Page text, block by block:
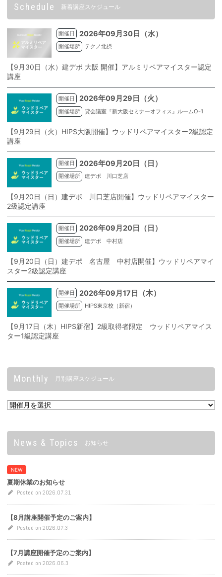
Schedule 新着講座スケジュール
開催日 2026年09月30日（水）
開催場所 テクノ北摂
【9月30日（水）建デポ 大阪 開催】アルミリペアマイスター認定
講座
開催日 2026年09月29日（火）
開催場所 貸会議室『新大阪セミナーオフィス』ルームO-1
【9月29日（火）HIPS大阪開催】ウッドリペアマイスター2級認定
講座
開催日 2026年09月20日（日）
開催場所 建デポ 川口芝店
【9月20日（日）建デポ 川口芝店開催】ウッドリペアマイスター
2級認定講座
開催日 2026年09月20日（日）
開催場所 建デポ 中村店
【9月20日（日）建デポ 名古屋 中村店開催】ウッドリペアマイ
スター2級認定講座
開催日 2026年09月17日（木）
開催場所 HIPS東京校（新宿）
【9月17日（木）HIPS新宿】2級取得者限定 ウッドリペアマイス
ター1級認定講座
Monthly 月別講座スケジュール
News & Topics お知らせ
NEW
夏期休業のお知らせ
Posted on 2026.07.31
【8月講座開催予定のご案内】
Posted on 2026.07.3
【7月講座開催予定のご案内】
Posted on 2026.06.3